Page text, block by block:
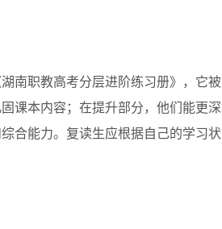
南职教高考分层进阶练习册》，它被
课本内容；在提升部分，他们能更深
合能力。复读生应根据自己的学习状